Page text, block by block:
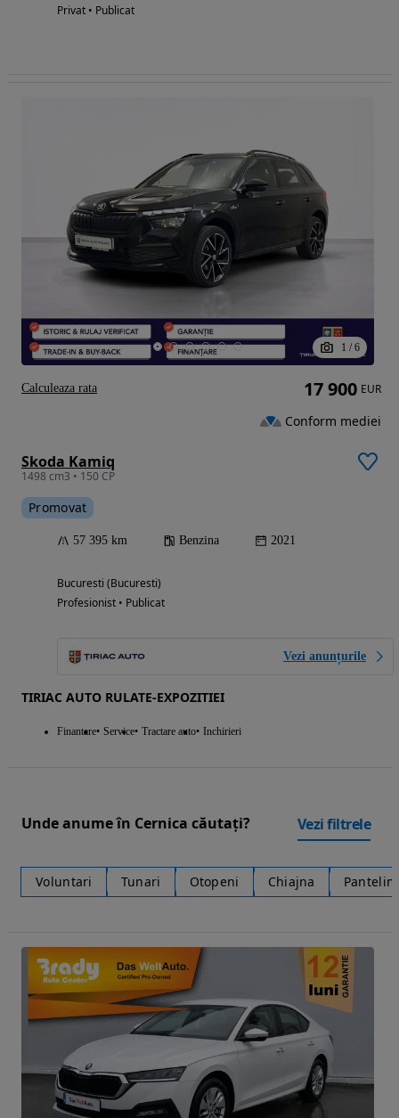
Privat • Publicat
1 / 6
Skoda Kamiq
1498 cm3 • 150 CP
Promovat
57 395 km Benzina 2021
Bucuresti (Bucuresti)
Profesionist • Publicat
Vezi anunțurile
TIRIAC AUTO RULATE-EXPOZITIEI
Finantare Service Tractare auto Inchirieri
17 900 EUR
Conform mediei
Calculeaza rata
Unde anume în Cernica căutați? Vezi filtrele
Voluntari Tunari Otopeni Chiajna